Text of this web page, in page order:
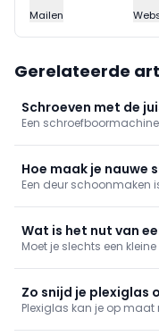
Mailen
Gerelateerde
Schroeven met de
Een
Hoe maak je nauwe
Een deur schoonmaken
Wat is het nut van
Moet je slechts een
rubberen potje.
Zo snijd je plexiglas
Plexiglas kan je op